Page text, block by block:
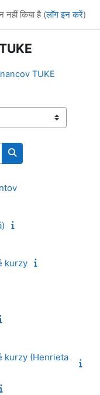
नहीं किया है (लॉग इन करें)
TUKE
पाठ्यक्रम खोजें
kurzy
kurzy (Henrieta